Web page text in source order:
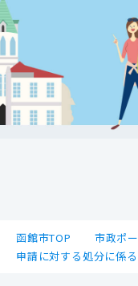
函館市TOP
市政ポ
申請に対する処分に係